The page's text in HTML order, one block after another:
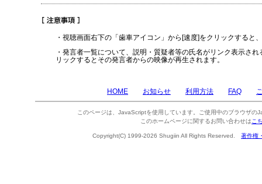
・視聴画面右下の「歯車アイコン」から[速度]をクリックすると
・発言者一覧について、説明・質疑者等の氏名がリンク表示さ
リックするとその発言者からの映像が再生されます。
HOME お知らせ 利用方法 FAQ
このページは、JavaScriptを使用しています。ご使用中のブラウザの
このホームページに関するお問い合わせは こ
Copyright(C) 1999-2026 Shugiin All Rights Reserved. 著作権